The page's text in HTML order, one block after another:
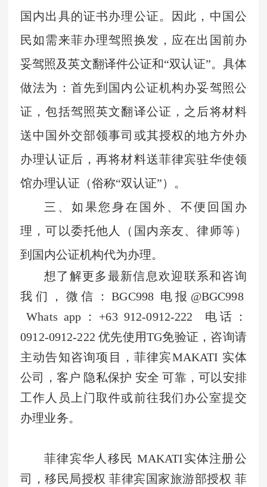
国内出具的证书办理公证。因此，中国公
民如需来菲办理驾照换发，应在出国前办
妥驾照及英文翻译件公证和“双认证”。具体
做法为：首先到国内公证机构办妥驾照公
证，包括驾照英文翻译公证，之后将材料
送中国外交部领事司或其授权的地方外办
办理认证后，再将材料送菲律宾驻华使领
馆办理认证（俗称“双认证”）。
三、 如果您身在国外、不便回国办
理，可以委托他人（国内亲友、律师等）
到国内公证机构代为办理。
想了解更多最新信息欢迎联系和咨询
我们，微信：BGC998 电报@BGC998
Whats app：+63 912-0912-222 电话：
0912-0912-222 优先使用TG免验证，咨询请
主动告知咨询项目，菲律宾MAKATI 实体
公司，客户 隐私保护 安全 可靠，可以安排
工作人员上门取件或前往我们办公室提交
办理业务。
菲律宾华人移民 MAKATI实体注册公
司，移民局授权 菲律宾国家旅游部授权 菲